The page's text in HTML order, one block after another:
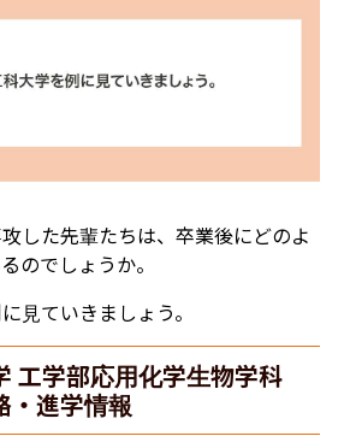
した先輩たちは、卒業後にどのよ
のでしょうか。
見ていきましょう。
工学部応用化学生物学科
・進学情報